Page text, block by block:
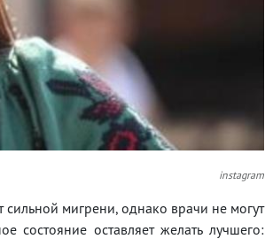
instagram
сильной мигрени, однако врачи не могут
состояние оставляет желать лучшего: